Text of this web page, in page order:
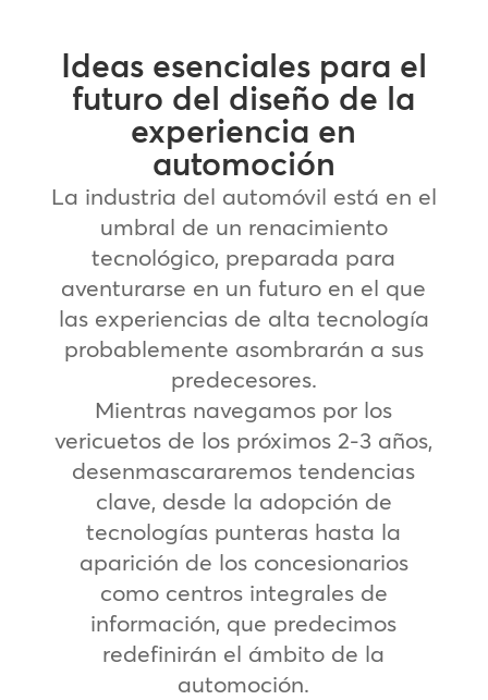
Ideas esenciales para el
futuro del diseño de la
experiencia en
automoción
La industria del automóvil está en el
umbral de un renacimiento
tecnológico, preparada para
aventurarse en un futuro en el que
las experiencias de alta tecnología
probablemente asombrarán a sus
predecesores.
Mientras navegamos por los
vericuetos de los próximos 2-3 años,
desenmascararemos tendencias
clave, desde la adopción de
tecnologías punteras hasta la
aparición de los concesionarios
como centros integrales de
información, que predecimos
redefinirán el ámbito de la
automoción.